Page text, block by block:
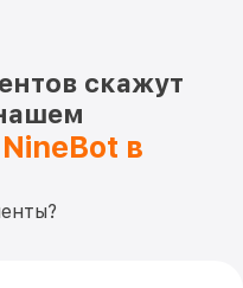
скажут
NineBot в